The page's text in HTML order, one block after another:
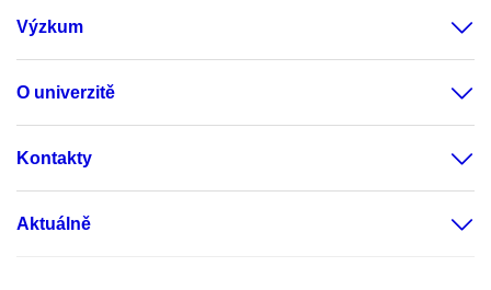
Výzkum
O univerzitě
Kontakty
Aktuálně